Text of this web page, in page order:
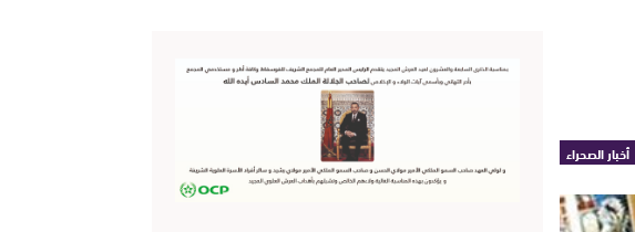
أخبار الصحراء